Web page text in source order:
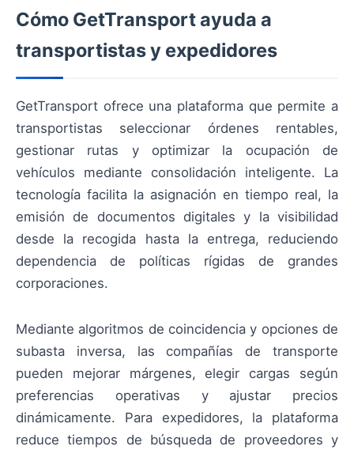
Cómo GetTransport ayuda a
transportistas y expedidores
GetTransport ofrece una plataforma que permite a
transportistas seleccionar órdenes rentables,
gestionar rutas y optimizar la ocupación de
vehículos mediante consolidación inteligente. La
tecnología facilita la asignación en tiempo real, la
emisión de documentos digitales y la visibilidad
desde la recogida hasta la entrega, reduciendo
dependencia de políticas rígidas de grandes
corporaciones.
Mediante algoritmos de coincidencia y opciones de
subasta inversa, las compañías de transporte
pueden mejorar márgenes, elegir cargas según
preferencias operativas y ajustar precios
dinámicamente. Para expedidores, la plataforma
reduce tiempos de búsqueda de proveedores y